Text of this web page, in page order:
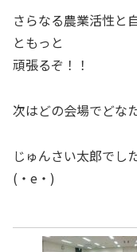
さらなる農業活性と
ともっと
頑張るぞ！！
次はどの会場でどな
じゅんさい太郎でし
(・e・)